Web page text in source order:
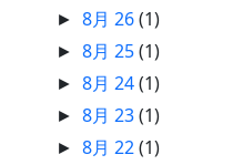
►8月 26(1)
►8月 25(1)
►8月 24(1)
►8月 23(1)
►8月 22(1)